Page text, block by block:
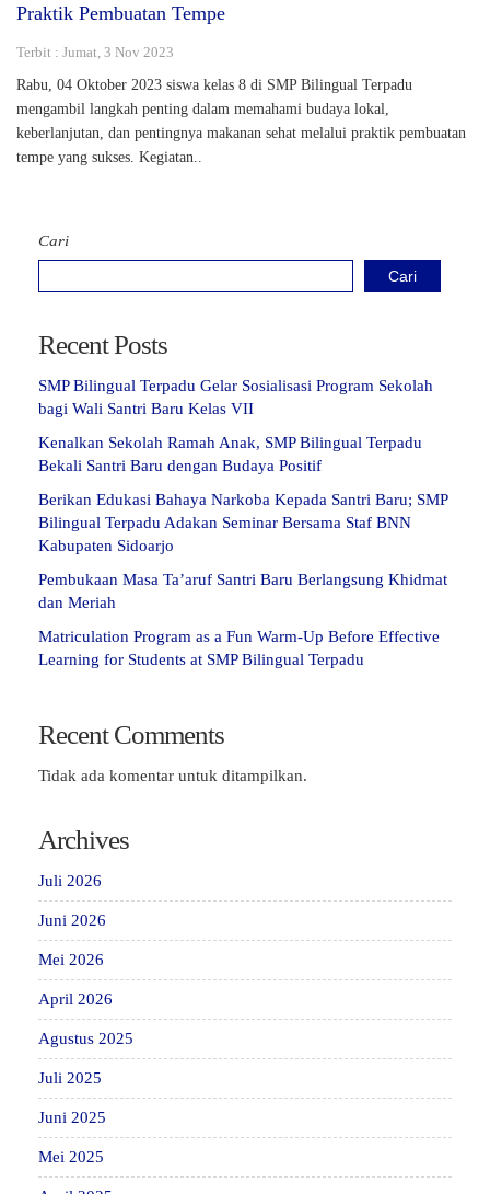
Praktik Pembuatan Tempe
Terbit : Jumat, 3 Nov 2023
Rabu, 04 Oktober 2023 siswa kelas 8 di SMP Bilingual Terpadu
mengambil langkah penting dalam memahami budaya lokal,
keberlanjutan, dan pentingnya makanan sehat melalui praktik pembuatan
tempe yang sukses. Kegiatan..
Cari
Cari
Recent Posts
SMP Bilingual Terpadu Gelar Sosialisasi Program Sekolah
bagi Wali Santri Baru Kelas VII
Kenalkan Sekolah Ramah Anak, SMP Bilingual Terpadu
Bekali Santri Baru dengan Budaya Positif
Berikan Edukasi Bahaya Narkoba Kepada Santri Baru; SMP
Bilingual Terpadu Adakan Seminar Bersama Staf BNN
Kabupaten Sidoarjo
Pembukaan Masa Ta’aruf Santri Baru Berlangsung Khidmat
dan Meriah
Matriculation Program as a Fun Warm-Up Before Effective
Learning for Students at SMP Bilingual Terpadu
Recent Comments
Tidak ada komentar untuk ditampilkan.
Archives
Juli 2026
Juni 2026
Mei 2026
April 2026
Agustus 2025
Juli 2025
Juni 2025
Mei 2025